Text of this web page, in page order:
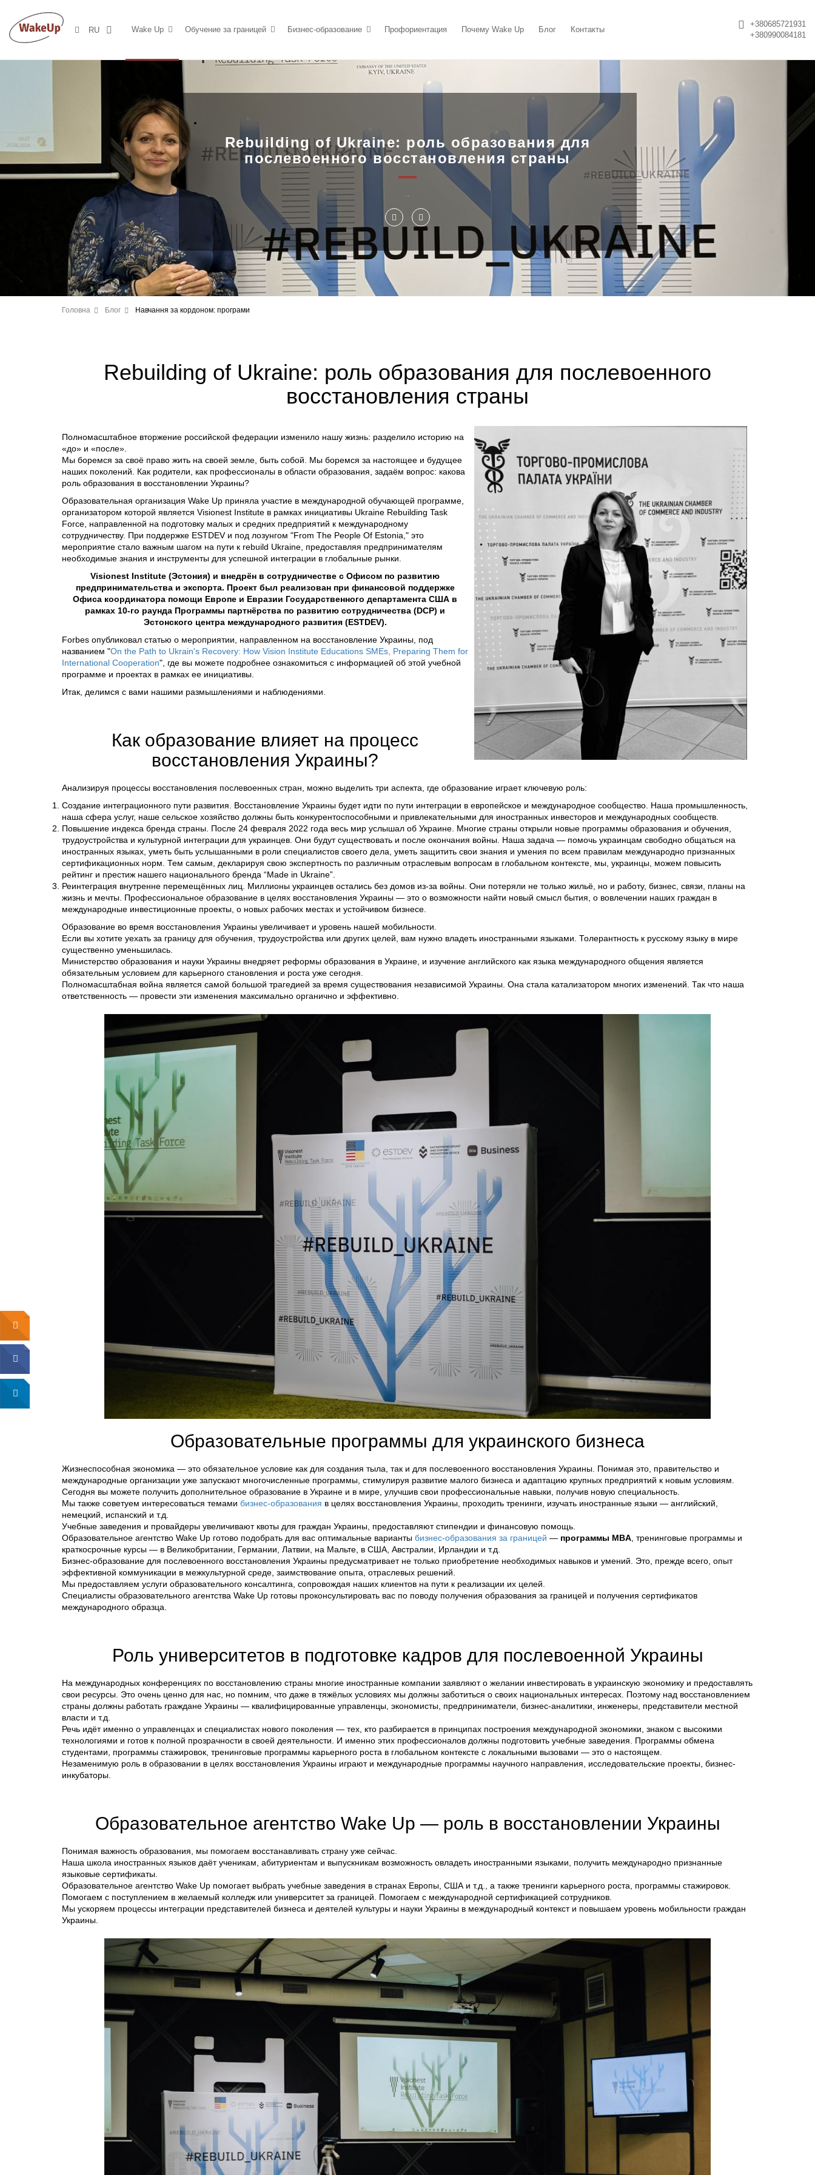
RU Wake Up Обучение за границей Бизнес-образование Профориентация Почему Wake Up Блог Контакты
+380685721931
+380990084181
Rebuilding of Ukraine: роль образования для
послевоенного восстановления страны
Головна Блог Навчання за кордоном: програми
Rebuilding of Ukraine: роль образования для послевоенного
восстановления страны
Полномасштабное вторжение российской федерации изменило нашу жизнь: разделило историю на
«до» и «после».
Мы боремся за своё право жить на своей земле, быть собой. Мы боремся за настоящее и будущее
наших поколений. Как родители, как профессионалы в области образования, задаём вопрос: какова
роль образования в восстановлении Украины?
Образовательная организация Wake Up приняла участие в международной обучающей программе,
организатором которой является Visionest Institute в рамках инициативы Ukraine Rebuilding Task
Force, направленной на подготовку малых и средних предприятий к международному
сотрудничеству. При поддержке ESTDEV и под лозунгом "From The People Of Estonia," это
мероприятие стало важным шагом на пути к rebuild Ukraine, предоставляя предпринимателям
необходимые знания и инструменты для успешной интеграции в глобальные рынки.
Visionest Institute (Эстония) и внедрён в сотрудничестве с Офисом по развитию
предпринимательства и экспорта. Проект был реализован при финансовой поддержке
Офиса координатора помощи Европе и Евразии Государственного департамента США в
рамках 10-го раунда Программы партнёрства по развитию сотрудничества (DCP) и
Эстонского центра международного развития (ESTDEV).
Forbes опубликовал статью о мероприятии, направленном на восстановление Украины, под
названием "On the Path to Ukrain's Recovery: How Vision Institute Educations SMEs, Preparing Them for
International Cooperation", где вы можете подробнее ознакомиться с информацией об этой учебной
программе и проектах в рамках ее инициативы.
Итак, делимся с вами нашими размышлениями и наблюдениями.
Как образование влияет на процесс
восстановления Украины?
Анализируя процессы восстановления послевоенных стран, можно выделить три аспекта, где образование играет ключевую роль:
Создание интеграционного пути развития. Восстановление Украины будет идти по пути интеграции в европейское и международное сообщество. Наша промышленность,
наша сфера услуг, наше сельское хозяйство должны быть конкурентоспособными и привлекательными для иностранных инвесторов и международных сообществ.
Повышение индекса бренда страны. После 24 февраля 2022 года весь мир услышал об Украине. Многие страны открыли новые программы образования и обучения,
трудоустройства и культурной интеграции для украинцев. Они будут существовать и после окончания войны. Наша задача — помочь украинцам свободно общаться на
иностранных языках, уметь быть услышанными в роли специалистов своего дела, уметь защитить свои знания и умения по всем правилам международно признанных
сертификационных норм. Тем самым, декларируя свою экспертность по различным отраслевым вопросам в глобальном контексте, мы, украинцы, можем повысить
рейтинг и престиж нашего национального бренда “Made in Ukraine”.
Реинтеграция внутренне перемещённых лиц. Миллионы украинцев остались без домов из-за войны. Они потеряли не только жильё, но и работу, бизнес, связи, планы на
жизнь и мечты. Профессиональное образование в целях восстановления Украины — это о возможности найти новый смысл бытия, о вовлечении наших граждан в
международные инвестиционные проекты, о новых рабочих местах и устойчивом бизнесе.
Образование во время восстановления Украины увеличивает и уровень нашей мобильности.
Если вы хотите уехать за границу для обучения, трудоустройства или других целей, вам нужно владеть иностранными языками. Толерантность к русскому языку в мире
существенно уменьшилась.
Министерство образования и науки Украины внедряет реформы образования в Украине, и изучение английского как языка международного общения является
обязательным условием для карьерного становления и роста уже сегодня.
Полномасштабная война является самой большой трагедией за время существования независимой Украины. Она стала катализатором многих изменений. Так что наша
ответственность — провести эти изменения максимально органично и эффективно.
Образовательные программы для украинского бизнеса
Жизнеспособная экономика — это обязательное условие как для создания тыла, так и для послевоенного восстановления Украины. Понимая это, правительство и
международные организации уже запускают многочисленные программы, стимулируя развитие малого бизнеса и адаптацию крупных предприятий к новым условиям.
Сегодня вы можете получить дополнительное образование в Украине и в мире, улучшив свои профессиональные навыки, получив новую специальность.
Мы также советуем интересоваться темами бизнес-образования в целях восстановления Украины, проходить тренинги, изучать иностранные языки — английский,
немецкий, испанский и т.д.
Учебные заведения и провайдеры увеличивают квоты для граждан Украины, предоставляют стипендии и финансовую помощь.
Образовательное агентство Wake Up готово подобрать для вас оптимальные варианты бизнес-образования за границей — программы MBA , тренинговые программы и
краткосрочные курсы — в Великобритании, Германии, Латвии, на Мальте, в США, Австралии, Ирландии и т.д.
Бизнес-образование для послевоенного восстановления Украины предусматривает не только приобретение необходимых навыков и умений. Это, прежде всего, опыт
эффективной коммуникации в межкультурной среде, заимствование опыта, отраслевых решений.
Мы предоставляем услуги образовательного консалтинга, сопровождая наших клиентов на пути к реализации их целей.
Специалисты образовательного агентства Wake Up готовы проконсультировать вас по поводу получения образования за границей и получения сертификатов
международного образца.
Роль университетов в подготовке кадров для послевоенной Украины
На международных конференциях по восстановлению страны многие иностранные компании заявляют о желании инвестировать в украинскую экономику и предоставлять
свои ресурсы. Это очень ценно для нас, но помним, что даже в тяжёлых условиях мы должны заботиться о своих национальных интересах. Поэтому над восстановлением
страны должны работать граждане Украины — квалифицированные управленцы, экономисты, предприниматели, бизнес-аналитики, инженеры, представители местной
власти и т.д.
Речь идёт именно о управленцах и специалистах нового поколения — тех, кто разбирается в принципах построения международной экономики, знаком с высокими
технологиями и готов к полной прозрачности в своей деятельности. И именно этих профессионалов должны подготовить учебные заведения. Программы обмена
студентами, программы стажировок, тренинговые программы карьерного роста в глобальном контексте с локальными вызовами — это о настоящем.
Незаменимую роль в образовании в целях восстановления Украины играют и международные программы научного направления, исследовательские проекты, бизнес-
инкубаторы.
Образовательное агентство Wake Up — роль в восстановлении Украины
Понимая важность образования, мы помогаем восстанавливать страну уже сейчас.
Наша школа иностранных языков даёт ученикам, абитуриентам и выпускникам возможность овладеть иностранными языками, получить международно признанные
языковые сертификаты.
Образовательное агентство Wake Up помогает выбрать учебные заведения в странах Европы, США и т.д., а также тренинги карьерного роста, программы стажировок.
Помогаем с поступлением в желаемый колледж или университет за границей. Помогаем с международной сертификацией сотрудников.
Мы ускоряем процессы интеграции представителей бизнеса и деятелей культуры и науки Украины в международный контекст и повышаем уровень мобильности граждан
Украины.